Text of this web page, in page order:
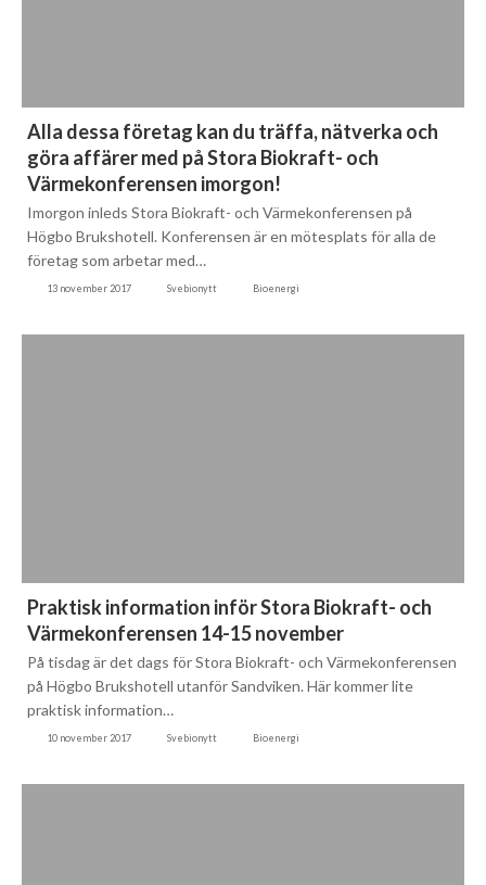
13 november 2017 Svebionytt Bioenergi
Alla dessa företag kan du träffa, nätverka och
göra affärer med på Stora Biokraft- och
Värmekonferensen imorgon!
Imorgon inleds Stora Biokraft- och Värmekonferensen på
Högbo Brukshotell. Konferensen är en mötesplats för alla de
företag som arbetar med…
10 november 2017 Svebionytt Bioenergi
Praktisk information inför Stora Biokraft- och
Värmekonferensen 14-15 november
På tisdag är det dags för Stora Biokraft- och Värmekonferensen
på Högbo Brukshotell utanför Sandviken. Här kommer lite
praktisk information…